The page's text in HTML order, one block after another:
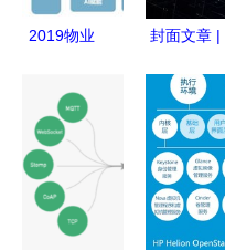
2019物业
兴海物联智
慧园区整体
解决方案引
领IoT技术
服务新趋势
封面文章 |
冲击波 物
联网技术如
何重塑能源
未来